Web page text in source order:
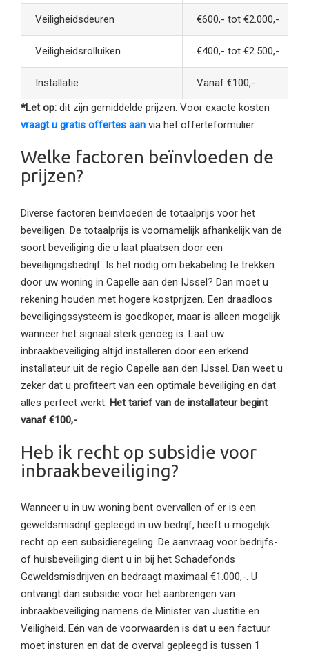
Veiligheidsdeuren €600,- tot €2.000,-
Veiligheidsrolluiken €400,- tot €2.500,-
Installatie
Vanaf €100,-
*Let op: dit zijn gemiddelde prijzen. Voor exacte kosten
vraagt u gratis offertes aan via het offerteformulier.
Welke factoren beïnvloeden de
prijzen?
Diverse factoren beïnvloeden de totaalprijs voor het
beveiligen. De totaalprijs is voornamelijk afhankelijk van de
soort beveiliging die u laat plaatsen door een
beveiligingsbedrijf. Is het nodig om bekabeling te trekken
door uw woning in Capelle aan den IJssel? Dan moet u
rekening houden met hogere kostprijzen. Een draadloos
beveiligingssysteem is goedkoper, maar is alleen mogelijk
wanneer het signaal sterk genoeg is. Laat uw
inbraakbeveiliging altijd installeren door een erkend
installateur uit de regio Capelle aan den IJssel. Dan weet u
zeker dat u profiteert van een optimale beveiliging en dat
alles perfect werkt. Het tarief van de installateur begint
vanaf €100,-.
Heb ik recht op subsidie voor
inbraakbeveiliging?
Wanneer u in uw woning bent overvallen of er is een
geweldsmisdrijf gepleegd in uw bedrijf, heeft u mogelijk
recht op een subsidieregeling. De aanvraag voor bedrijfs-
of huisbeveiliging dient u in bij het Schadefonds
Geweldsmisdrijven en bedraagt maximaal €1.000,-. U
ontvangt dan subsidie voor het aanbrengen van
inbraakbeveiliging namens de Minister van Justitie en
Veiligheid. Eén van de voorwaarden is dat u een factuur
moet insturen en dat de overval gepleegd is tussen 1